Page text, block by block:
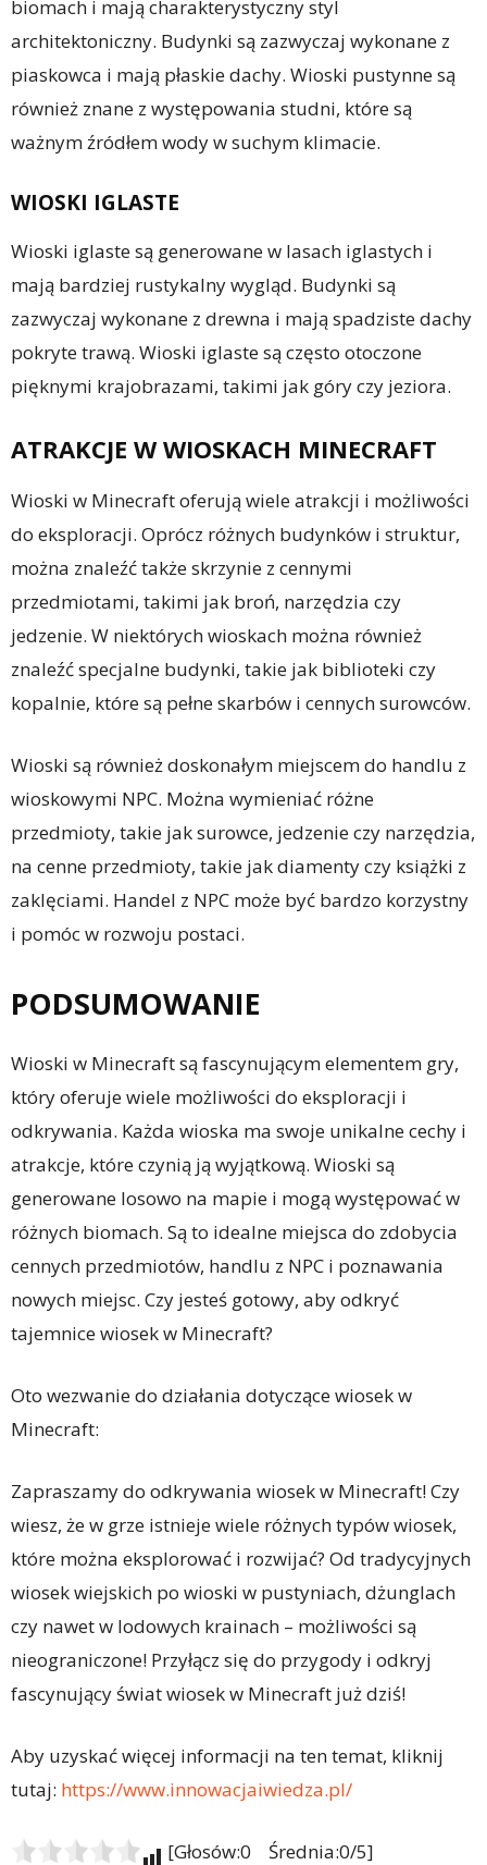
biomach i mają charakterystyczny styl
architektoniczny. Budynki są zazwyczaj wykonane z
piaskowca i mają płaskie dachy. Wioski pustynne są
również znane z występowania studni, które są
ważnym źródłem wody w suchym klimacie.
WIOSKI IGLASTE
Wioski iglaste są generowane w lasach iglastych i
mają bardziej rustykalny wygląd. Budynki są
zazwyczaj wykonane z drewna i mają spadziste dachy
pokryte trawą. Wioski iglaste są często otoczone
pięknymi krajobrazami, takimi jak góry czy jeziora.
ATRAKCJE W WIOSKACH MINECRAFT
Wioski w Minecraft oferują wiele atrakcji i możliwości
do eksploracji. Oprócz różnych budynków i struktur,
można znaleźć także skrzynie z cennymi
przedmiotami, takimi jak broń, narzędzia czy
jedzenie. W niektórych wioskach można również
znaleźć specjalne budynki, takie jak biblioteki czy
kopalnie, które są pełne skarbów i cennych surowców.
Wioski są również doskonałym miejscem do handlu z
wioskowymi NPC. Można wymieniać różne
przedmioty, takie jak surowce, jedzenie czy narzędzia,
na cenne przedmioty, takie jak diamenty czy książki z
zaklęciami. Handel z NPC może być bardzo korzystny
i pomóc w rozwoju postaci.
PODSUMOWANIE
Wioski w Minecraft są fascynującym elementem gry,
który oferuje wiele możliwości do eksploracji i
odkrywania. Każda wioska ma swoje unikalne cechy i
atrakcje, które czynią ją wyjątkową. Wioski są
generowane losowo na mapie i mogą występować w
różnych biomach. Są to idealne miejsca do zdobycia
cennych przedmiotów, handlu z NPC i poznawania
nowych miejsc. Czy jesteś gotowy, aby odkryć
tajemnice wiosek w Minecraft?
Oto wezwanie do działania dotyczące wiosek w
Minecraft:
Zapraszamy do odkrywania wiosek w Minecraft! Czy
wiesz, że w grze istnieje wiele różnych typów wiosek,
które można eksplorować i rozwijać? Od tradycyjnych
wiosek wiejskich po wioski w pustyniach, dżunglach
czy nawet w lodowych krainach – możliwości są
nieograniczone! Przyłącz się do przygody i odkryj
fascynujący świat wiosek w Minecraft już dziś!
Aby uzyskać więcej informacji na ten temat, kliknij
tutaj: https://www.innowacjaiwiedza.pl/
[Głosów:0 Średnia:0/5]